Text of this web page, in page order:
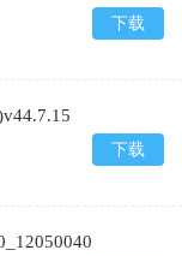
下载
下载